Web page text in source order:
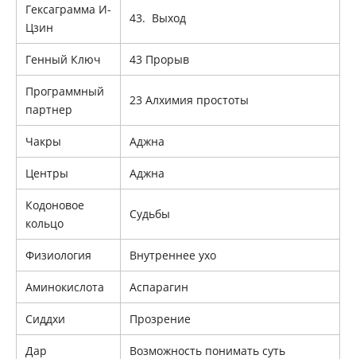
Гексаграмма И-
Цзин
43. Выход
Генный Ключ 43 Прорыв
Программный
партнер
23 Алхимия простоты
Чакры Аджна
Центры Аджна
Кодоновое
кольцо
Судьбы
Физиология Внутреннее ухо
Аминокислота Аспарагин
Сиддхи Прозрение
Дар Возможность понимать суть